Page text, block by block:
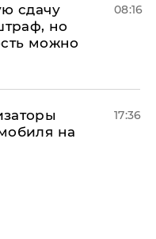
сдачу
но
можно
08:16
на
17:36